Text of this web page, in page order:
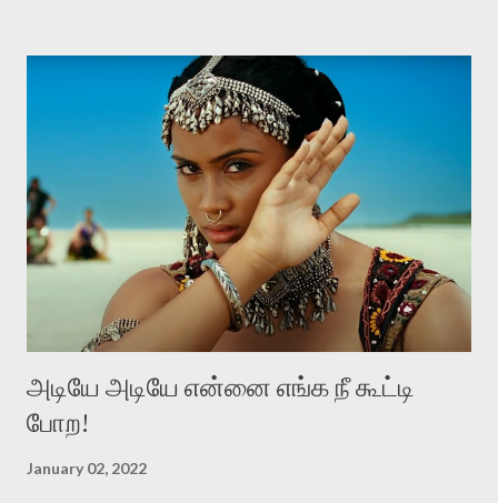
அதை ஒரு அடைமழை பெய்கிற விடியற்காலைல திறந்துவிட்டதுபோல
நன்மணமும் குளிர்ச்சியும் உடைய மேனி கொண்டவள் அவள்.
அவளை எப்பிடி நான் பிரிஞ்சிருப்பேன் . அவளைப் பிரிந்தா ல் என்னால் உயிர்
வாழமுடியாது. 'சின்னப் பூக்கள் பார்க்கையில் தேகம் பார்த்த ஞாபகம்'
என்கிற வைரமுத்து வரிகள்போல கவலைகொள்கிறான் தலைவன்.
ஆனால் இதிலே வாசம்தான் அவனை வாட்டுகிறது. இதில்
'நறுந்தண்ணியள்‬' என்பது ஈர்ப்புள்ள சொல். காதலனின் மென்மையான
அடியே அடியே என்னை எங்க நீ கூட்டி
போற!
January 02, 2022